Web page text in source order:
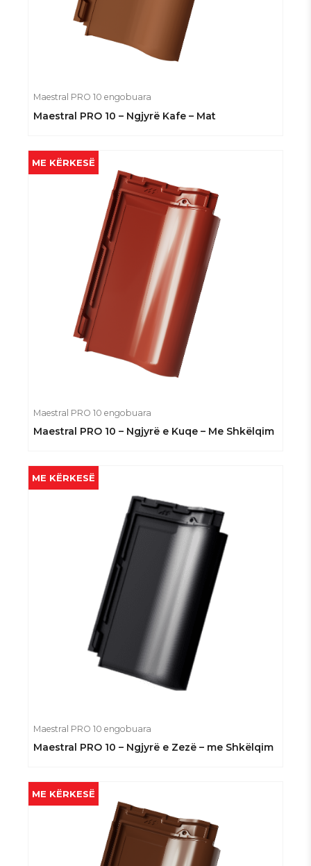
Maestral PRO 10 engobuara
Maestral PRO 10 – Ngjyrë Kafe – Mat
ME KËRKESË
Maestral PRO 10 engobuara
Maestral PRO 10 – Ngjyrë e Kuqe – Me Shkëlqim
ME KËRKESË
Maestral PRO 10 engobuara
Maestral PRO 10 – Ngjyrë e Zezë – me Shkëlqim
ME KËRKESË